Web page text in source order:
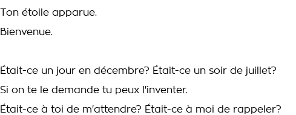
Ton étoile apparue.
Bienvenue.
Était-ce un jour en décembre? Était-ce un soir de juillet?
Si on te le demande tu peux l'inventer.
Était-ce à toi de m'attendre? Était-ce à moi de rappeler?